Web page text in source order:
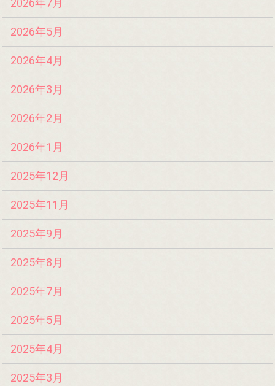
2026年7月
2026年5月
2026年4月
2026年3月
2026年2月
2026年1月
2025年12月
2025年11月
2025年9月
2025年8月
2025年7月
2025年5月
2025年4月
2025年3月